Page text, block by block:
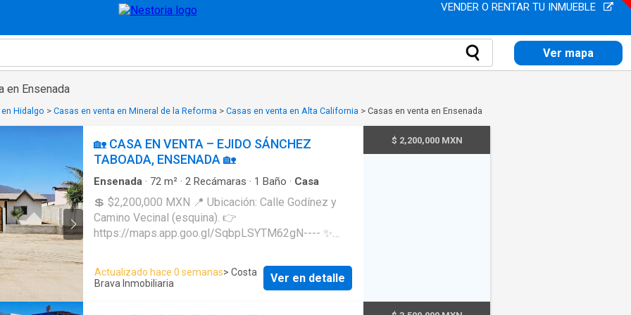
VENDER O RENTAR TU INMUEBLE
Ver mapa
en Ensenada
Hidalgo > Casas en venta en Mineral de la Reforma > Casas en venta en Alta California > Casas en venta en Ensenada
🏡 CASA EN VENTA – EJIDO SÁNCHEZ
TABOADA, ENSENADA 🏡
Ensenada · 72 m² · 2 Recámaras · 1 Baño · Casa
💲 $2,200,000 MXN 📍 Ubicación: Calle Godínez y
Camino Vecinal (esquina). 👉
https://maps.app.goo.gl/SqbpLSYTM62gN---- ✨
potencial de crecimiento. ✅ Terreno: 476 m² ✅
Construcción: 72 m² ✅ 1 nivel: sala, cocina, comedor,
2 recámaras, 1 baño ✅ Estacionamiento amplio para
Actualizado hace 0 semanas> Costa
Brava Inmobiliaria
Ver en detalle
$ 2,200,000 MXN